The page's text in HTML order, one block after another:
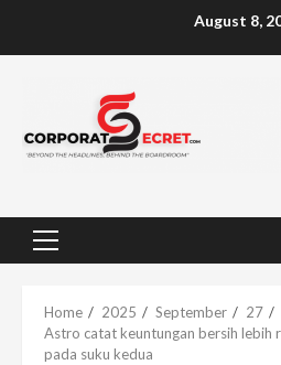
August 8,
Primary
Home 2025 September
27
Astro catat keuntungan bersih lebih
pada suku kedua